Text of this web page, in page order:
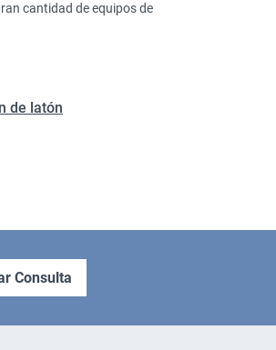
cantidad de equipos de
de latón
Consulta